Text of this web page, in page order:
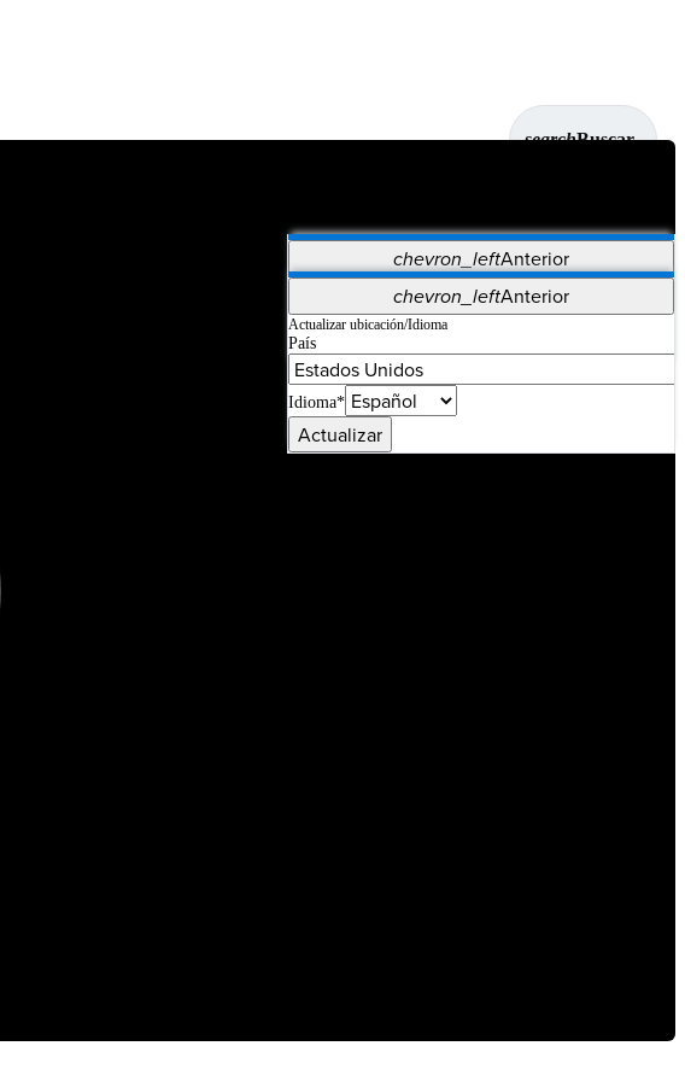
searchBuscar
chevron_leftAnterior
Vet Systems OrthoPedia Patient
Supplier Portal
Synergy Imaging & Resection
chevron_leftAnterior
Actualizar ubicación/Idioma
País
Idioma*
Actualizar